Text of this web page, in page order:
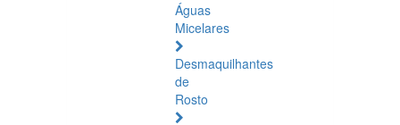
Águas
Micelares
Desmaquilhantes
de
Rosto